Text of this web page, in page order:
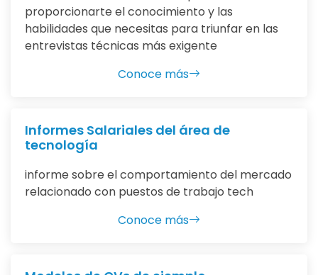
proporcionarte el conocimiento y las
habilidades que necesitas para triunfar en las
entrevistas técnicas más exigente
Conoce más
Informes Salariales del área de
tecnología
informe sobre el comportamiento del mercado
relacionado con puestos de trabajo tech
Conoce más